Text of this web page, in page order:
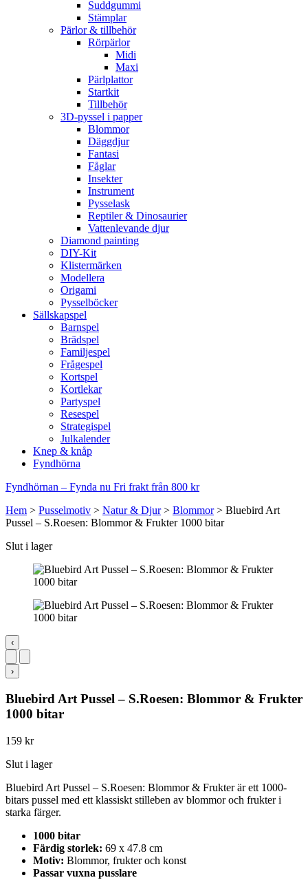
Suddgummi
Stämplar
Pärlor & tillbehör
Rörpärlor
Midi
Maxi
Pärlplattor
Startkit
Tillbehör
3D-pyssel i papper
Blommor
Däggdjur
Fantasi
Fåglar
Insekter
Instrument
Pysselask
Reptiler & Dinosaurier
Vattenlevande djur
Diamond painting
DIY-Kit
Klistermärken
Modellera
Origami
Pysselböcker
Sällskapspel
Barnspel
Brädspel
Familjespel
Frågespel
Kortspel
Kortlekar
Partyspel
Resespel
Strategispel
Julkalender
Knep & knåp
Fyndhörna
Fyndhörnan – Fynda nu Fri frakt från 800 kr
Hem > Pusselmotiv > Natur & Djur> Blommor> Bluebird Art
Pussel – S.Roesen: Blommor & Frukter 1000 bitar
Slut i lager
‹
›
Bluebird Art Pussel – S.Roesen: Blommor & Frukter
1000 bitar
159 kr
Slut i lager
Bluebird Art Pussel – S.Roesen: Blommor & Frukter är ett 1000-
bitars pussel med ett klassiskt stilleben av blommor och frukter i
starka färger.
1000 bitar
Färdig storlek: 69 x 47.8 cm
Motiv: Blommor, frukter och konst
Passar vuxna pusslare